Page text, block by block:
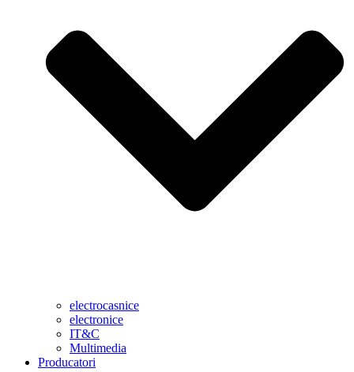
electrocasnice
electronice
IT&C
Multimedia
Producatori